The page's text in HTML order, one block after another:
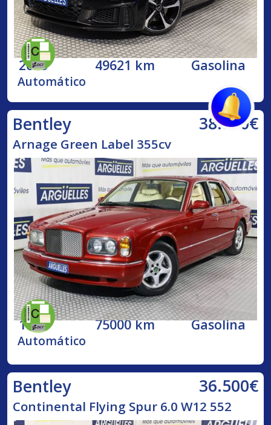
2023 49621 km Gasolina
Automático
Bentley 38.500€
Arnage Green Label 355cv
1998 75000 km Gasolina
Automático
Bentley 36.500€
Continental Flying Spur 6.0 W12 552